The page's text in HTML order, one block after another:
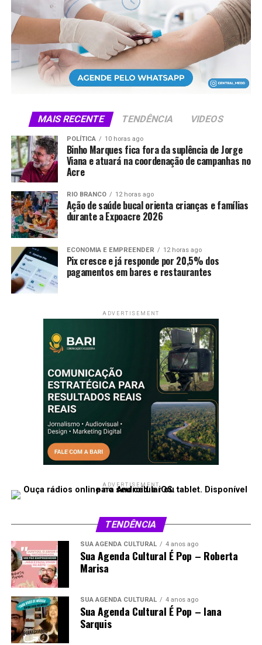
mil visitantes.
Compartilhe isso:
X Facebook WhatsApp
LinkedIn Telegram
MAIS RECENTE TENDÊNCIA VIDEOS
POLÍTICA 10 horas ago
Binho Marques fica fora da suplência de Jorge
Viana e atuará na coordenação de campanhas no
Acre
RIO BRANCO 12 horas ago
Ação de saúde bucal orienta crianças e famílias
durante a Expoacre 2026
ECONOMIA E EMPREENDER 12 horas ago
Pix cresce e já responde por 20,5% dos
pagamentos em bares e restaurantes
ADVERTISEMENT
ADVERTISEMENT
TENDÊNCIA
SUA AGENDA CULTURAL 4 anos ago
Sua Agenda Cultural É Pop – Roberta
Marisa
SUA AGENDA CULTURAL 4 anos ago
Sua Agenda Cultural É Pop – Iana
Sarquis